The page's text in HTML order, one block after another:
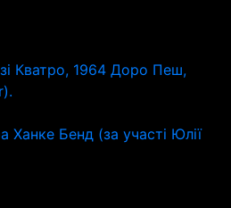
Кватро, 1964 Доро Пеш,
Бенд (за участі Юлії